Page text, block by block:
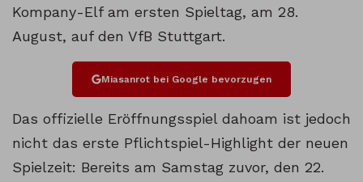
Kompany-Elf am ersten Spieltag, am 28.
August, auf den VfB Stuttgart.
Miasanrot bei Google bevorzugen
Das offizielle Eröffnungsspiel dahoam ist jedoch
nicht das erste Pflichtspiel-Highlight der neuen
Spielzeit: Bereits am Samstag zuvor, den 22.